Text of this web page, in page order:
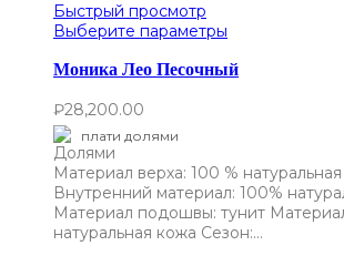
Быстрый просмотр
Выберите параметры
Моника Лео Песочный
₽28,200.00
плати долями
Материал верха: 100 %
Внутренний материал: 100%
Материал подошвы: тунит
натуральная кожа Сезон:…